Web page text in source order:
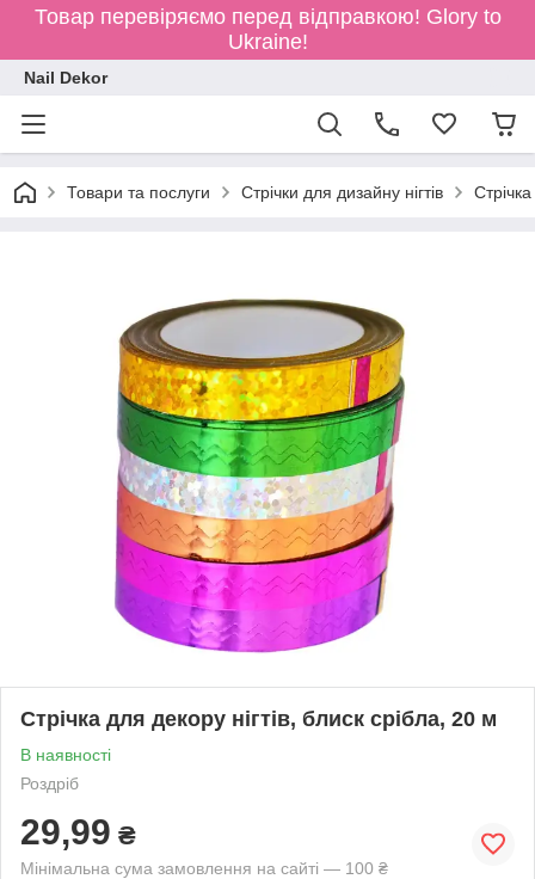
Товар перевіряємо перед відправкою! Glory to
Ukraine!
Nail Dekor
Товари та послуги Стрічки для дизайну нігтів
Стрічка для декору нігтів, блиск срібла, 20 м
В наявності
Роздріб
29,99 ₴
Мінімальна сума замовлення на сайті — 100 ₴